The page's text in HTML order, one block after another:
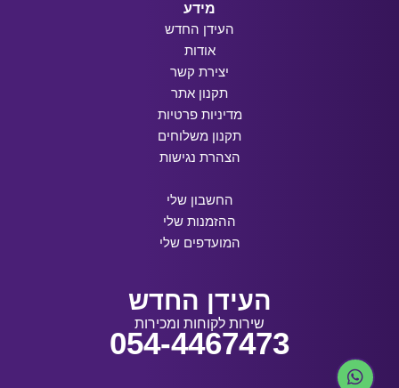
מידע
העידן החדש
אודות
יצירת קשר
תקנון אתר
מדיניות פרטיות
תקנון משלוחים
הצהרת נגישות
החשבון שלי
ההזמנות שלי
המועדפים שלי
העידן החדש
שירות לקוחות ומכירות
054-4467473